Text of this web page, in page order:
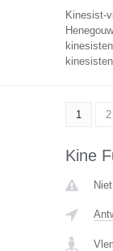
Kinesist-
1 2
Kine